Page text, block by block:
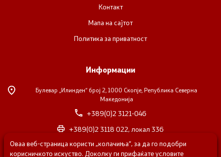
Контакт
Мапа на сајтот
Политика за приватност
Информации
Булевар „Илинден“ број 2, 1000 Скопје, Република Северна
Македонија
+389(0)2 3121-046
+389(0)2 3118 022, локал 336
nvosorabotka@gs.gov.mk
Оваа веб-страница користи „колачиња“, за да го подобри
корисничкото искуство. Доколку ги прифаќате условите